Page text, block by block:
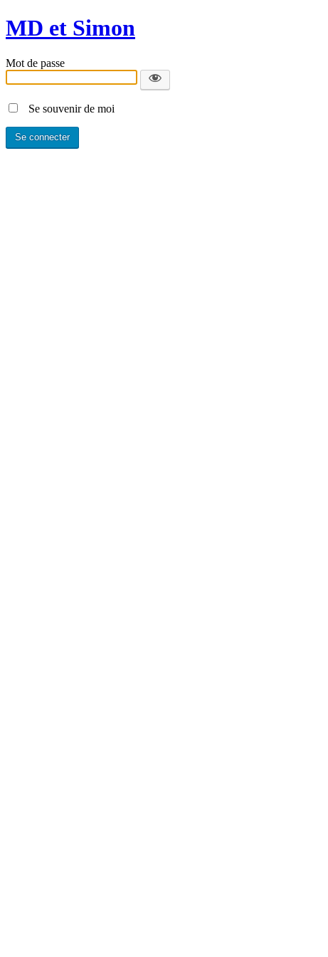
MD et Simon
Mot de passe
Se souvenir de moi